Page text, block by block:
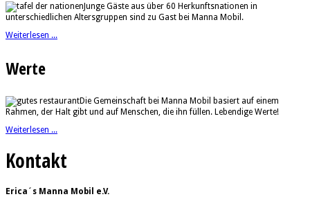
Junge Gäste aus über 60 Herkunftsnationen in
unterschiedlichen Altersgruppen sind zu Gast bei Manna Mobil.
Weiterlesen ...
Werte
Die Gemeinschaft bei Manna Mobil basiert auf einem
Rahmen, der Halt gibt und auf Menschen, die ihn füllen. Lebendige Werte!
Weiterlesen ...
Kontakt
Erica´s Manna Mobil e.V.